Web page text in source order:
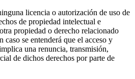
licencia o autorización de uso de
de propiedad intelectual e
propiedad o derecho relacionado
se entenderá que el acceso y
una renuncia, transmisión,
de dichos derechos por parte de